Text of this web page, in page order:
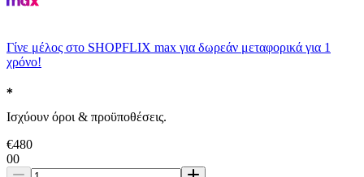
Γίνε μέλος στο SHOPFLIX max για δωρεάν μεταφορικά για 1
χρόνο!
Ισχύουν όροι & προϋποθέσεις.
€480
00